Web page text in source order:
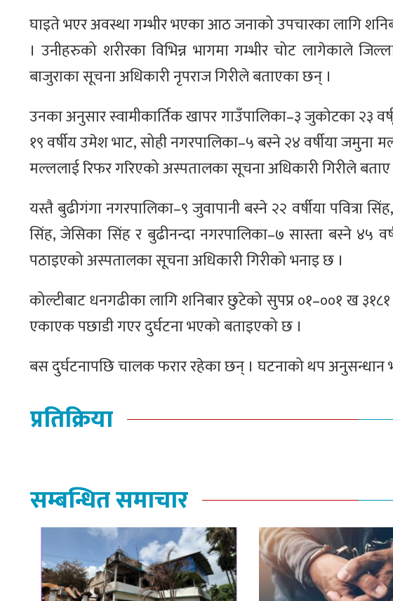
घाइते भएर अवस्था गम्भीर भएका आठ जनाको उपचारका लागि
। उनीहरुको शरीरका विभिन्न भागमा गम्भीर चोट लागेकाले
बाजुराका सूचना अधिकारी नृपराज गिरीले बताएका छन् ।
उनका अनुसार स्वामीकार्तिक खापर गाउँपालिका–३ जुकोटका २३
१९ वर्षीय उमेश भाट, सोही नगरपालिका–५ बस्ने २४ वर्षीया जमुना
मल्ललाई रिफर गरिएको अस्पतालका सूचना अधिकारी गिरीले बताए
यस्तै बुढीगंगा नगरपालिका–९ जुवापानी बस्ने २२ वर्षीया पवित्रा
सिंह, जेसिका सिंह र बुढीनन्दा नगरपालिका–७ सास्ता बस्ने ४५
पठाइएको अस्पतालका सूचना अधिकारी गिरीको भनाइ छ ।
कोल्टीबाट धनगढीका लागि शनिबार छुटेको सुपप्र ०१–००१ ख
एकाएक पछाडी गएर दुर्घटना भएको बताइएको छ ।
बस दुर्घटनापछि चालक फरार रहेका छन् । घटनाको थप अनुसन्धान
प्रतिक्रिया
सम्बन्धित समाचार